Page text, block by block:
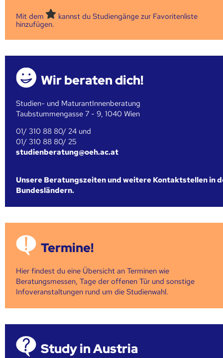
Mit dem
kannst du Studiengänge zur Favoritenliste
hinzufügen.
Wir beraten dich!
Studien- und MaturantInnenberatung
Taubstummengasse 7 - 9, 1040 Wien
01/ 310 88 80/ 24 und
01/ 310 88 80/ 25
studienberatung@oeh.ac.at
Unsere Beratungszeiten und weitere Kontaktstellen in
Bundesländern.
Termine!
Hier findest du eine Übersicht an Terminen wie
Beratungsmessen, Tage der offenen Tür und sonstige
Infoveranstaltungen rund um die Studienwahl.
Study in Austria